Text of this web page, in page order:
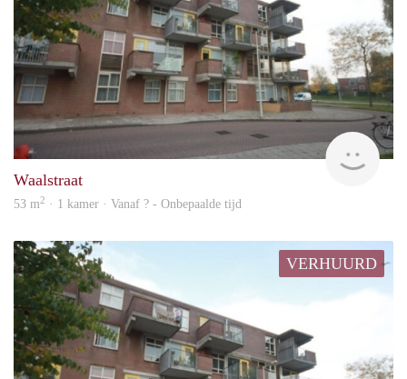
Waalstraat
53 m2 · 1 kamer · Vanaf ? - Onbepaalde tijd
VERHUURD